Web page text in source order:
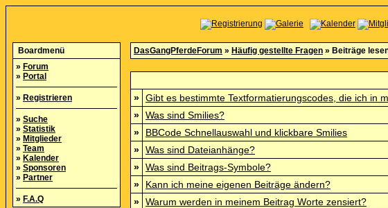
Boardmenü
» Forum
» Portal
» Registrieren
» Suche
» Statistik
» Mitglieder
» Team
» Kalender
» Sponsoren
» Partner
» F.A.Q
DasGangPferdeForum » Häufig gestellte Fragen » Beiträge
» Gibt es bestimmte Textformatierungscodes, die ich in
» Was sind Smilies?
»
BBCode Schnellauswahl und klickbare Smilies
» Was sind Dateianhänge?
» Was sind Beitrags-Symbole?
»
Kann ich meine eigenen Beiträge ändern?
» Warum werden in meinem Beitrag Worte zensiert?